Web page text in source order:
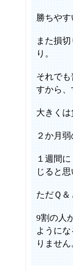
勝ちや
また損
り。
それで
すから、
大きく
２か月
１週間
じると思
ただＱ
9割の人
ように
りませ